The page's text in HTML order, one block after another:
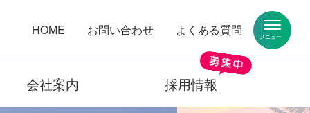
HOME お問い合わせ よくある質問
会社案内 採用情報